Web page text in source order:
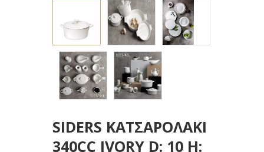
SIDERS ΚΑΤΣΑΡΟΛΑΚΙ
340CC IVORY D: 10 H: